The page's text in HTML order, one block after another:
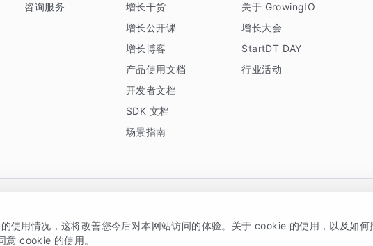
咨询服务
增长干货
增长公开课
增长博客
产品使用文档
开发者文档
SDK 文档
场景指南
关于 GrowingIO
增长大会
StartDT DAY
行业活动
明 京ICP备15038330号
使用情况，这将改善您今后对本网站访问的体验。关于 cookie 的使用，以及如
意 cookie 的使用。